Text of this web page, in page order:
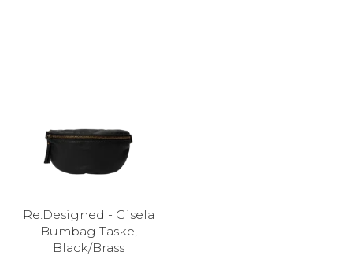
Re:Designed - Gisela
Bumbag Taske,
Black/Brass